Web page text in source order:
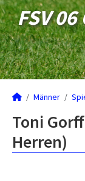
FSV
Männer
Toni
Herren)